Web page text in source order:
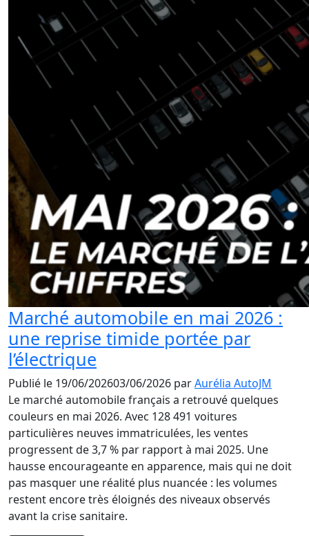
Marché automobile en mai 2026 :
une reprise timide portée par
l’électrique
Publié le 19/06/202603/06/2026 parAurélia AutoJM
Le marché automobile français a retrouvé quelques
couleurs en mai 2026. Avec 128 491 voitures
particulières neuves immatriculées, les ventes
progressent de 3,7 % par rapport à mai 2025. Une
hausse encourageante en apparence, mais qui ne doit
pas masquer une réalité plus nuancée : les volumes
restent encore très éloignés des niveaux observés
avant la crise sanitaire.